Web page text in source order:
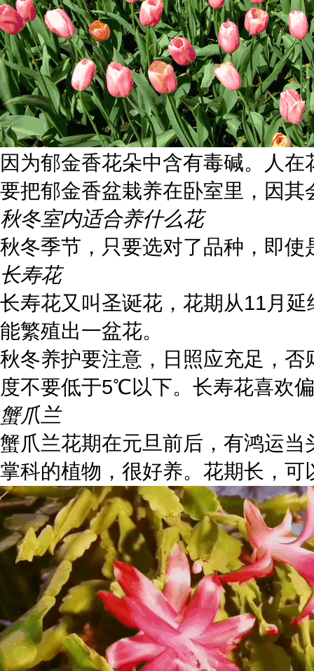
因为郁金香花朵中含有毒碱。人
要把郁金香盆栽养在卧室里，因其
秋冬室内适合养什么花
秋冬季节，只要选对了品种，即
长寿花
长寿花又叫圣诞花，花期从11月
能繁殖出一盆花。
秋冬养护要注意，日照应充足，
度不要低于5℃以下。长寿花喜欢
蟹爪兰
蟹爪兰花期在元旦前后，有鸿运
掌科的植物，很好养。花期长，可